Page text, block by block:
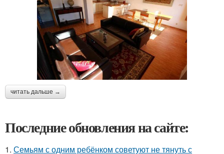
читать дальше →
Последние обновления на сайте:
1. Семьям с одним ребёнком советуют не тянуть с